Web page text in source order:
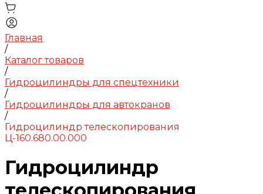
Главная
/
Каталог товаров
/
Гидроцилиндры для спецтехники
/
Гидроцилиндры для автокранов
/
Гидроцилиндр телескопирования
Ц-160.680.00.000
Гидроцилиндр